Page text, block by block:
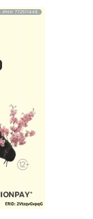
772511448.